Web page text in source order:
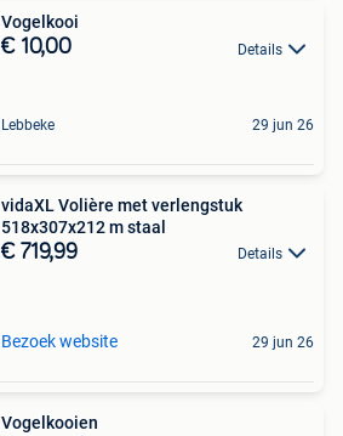
Vogelkooi
€ 10,00 Details
Lebbeke 29 jun 26
vidaXL Volière met verlengstuk
518x307x212 m staal
€ 719,99 Details
Bezoek website 29 jun 26
Vogelkooien